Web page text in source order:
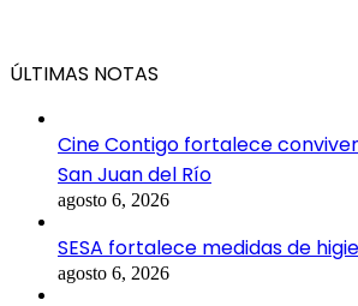
ÚLTIMAS NOTAS
Cine Contigo fortalece
San Juan del Río
agosto 6, 2026
SESA fortalece medidas de
agosto 6, 2026